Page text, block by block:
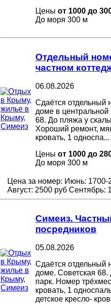
Цены от 1000 до
До моря 300 м
Отдельный
частном
06.08.2026
Сдаётся отдельный
доме в центральной
68. До пляжа у
Хороший ремонт,
кровать, 1 односпа...
Цены от 1000 до
До моря 300 м
Цена за номер: Июнь: 1700-
Август: 2500 руб Сентябрь:
Симеиз.
посредников
05.08.2026
Сдаётся отдельный
доме. Советская
парк. Номер
кровать, 1
детское кресло-